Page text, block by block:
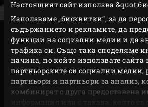
Настоящият сайт използва
Използваме „бисквитки“, за да
съдържанието и рекламите, да
функции на социални медии и да
трафика си. Също така споделяме
начина, по който използвате сайта
партньорските си социални медии,
партньори и партньори за анализ,
комбинират с друга предоставена
информация или с такава, която са
Смесете две шепи дървени
хикория
Hickory Wood Chips
дървените въглища в Big Green